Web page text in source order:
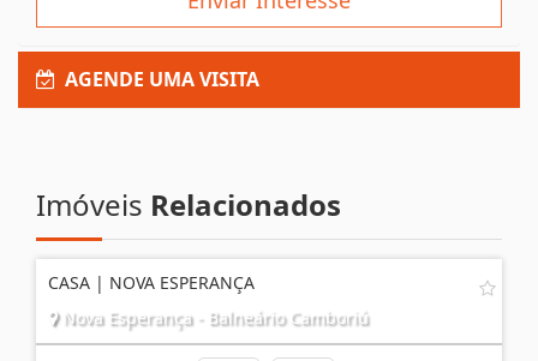
Enviar Interesse
ImóveisRelacionados